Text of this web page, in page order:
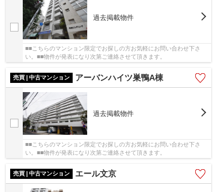
過去掲載物件
■■こちらのマンション限定でお探しの方お気軽にお問い合わせ下さ
い。■■物件が発表になり次第ご連絡させて頂きます。
売買 | 中古マンション アーバンハイツ巣鴨A棟
過去掲載物件
■■こちらのマンション限定でお探しの方お気軽にお問い合わせ下さ
い。■■物件が発表になり次第ご連絡させて頂きます。
売買 | 中古マンション エール文京